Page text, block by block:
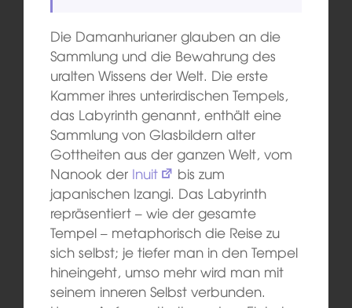
Die Damanhurianer glauben an die
Sammlung und die Bewahrung des
uralten Wissens der Welt. Die erste
Kammer ihres unterirdischen Tempels,
das Labyrinth genannt, enthält eine
Sammlung von Glasbildern alter
Gottheiten aus der ganzen Welt, vom
Nanook der Inuit
bis zum
japanischen Izangi. Das Labyrinth
repräsentiert – wie der gesamte
Tempel – metaphorisch die Reise zu
sich selbst; je tiefer man in den Tempel
hineingeht, umso mehr wird man mit
seinem inneren Selbst verbunden.